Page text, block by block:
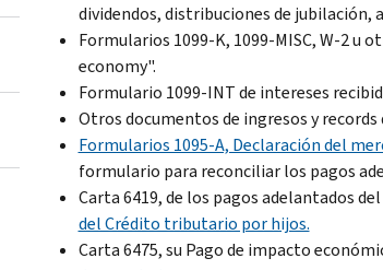
dividendos, distribuciones de jubilación,
Formularios 1099-K, 1099-MISC, W-2 u
economy".
Formulario 1099-INT de intereses
Otros documentos de ingresos y
Formularios 1095-A, Declaración del
formulario para reconciliar los pagos
Carta 6419, de los pagos adelantados
del Crédito tributario por hijos.
Carta 6475, su Pago de impacto